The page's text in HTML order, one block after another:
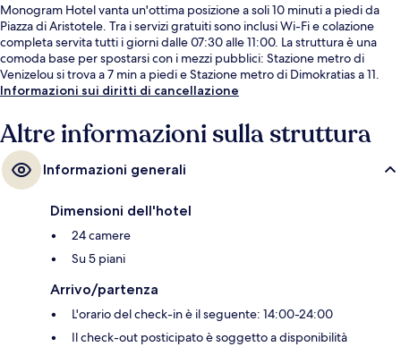
Monogram Hotel vanta un'ottima posizione a soli 10 minuti a piedi da
Piazza di Aristotele. Tra i servizi gratuiti sono inclusi Wi-Fi e colazione
completa servita tutti i giorni dalle 07:30 alle 11:00. La struttura è una
comoda base per spostarsi con i mezzi pubblici: Stazione metro di
Venizelou si trova a 7 min a piedi e Stazione metro di Dimokratias a 11.
Informazioni sui diritti di cancellazione
Altre informazioni sulla struttura
Informazioni generali
Dimensioni dell'hotel
24 camere
Su 5 piani
Arrivo/partenza
L'orario del check-in è il seguente: 14:00-24:00
Il check-out posticipato è soggetto a disponibilità